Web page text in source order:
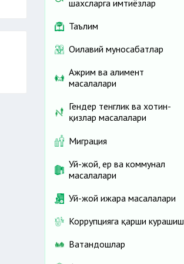
шахсларга имтиёзлар
Таълим
Оилавий муносабатлар
Ажрим ва алимент
масалалари
Гендер тенглик ва хотин-
қизлар масалалари
Миграция
Уй-жой, ер ва коммунал
масалалари
Уй-жой ижара масалалари
Коррупцияга қарши курашиш
Ватандошлар